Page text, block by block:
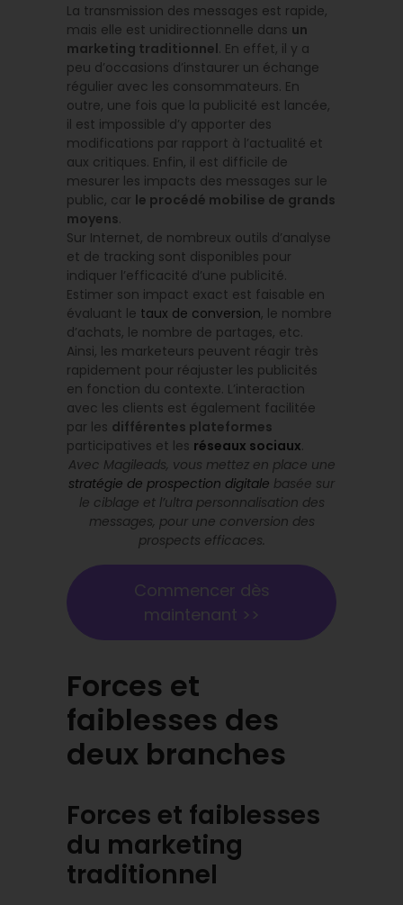
La transmission des messages est rapide,
mais elle est unidirectionnelle dans un
marketing traditionnel. En effet, il y a
peu d’occasions d’instaurer un échange
régulier avec les consommateurs. En
outre, une fois que la publicité est lancée,
il est impossible d’y apporter des
modifications par rapport à l’actualité et
aux critiques. Enfin, il est difficile de
mesurer les impacts des messages sur le
public, car le procédé mobilise de grands
moyens.
Sur Internet, de nombreux outils d’analyse
et de tracking sont disponibles pour
indiquer l’efficacité d’une publicité.
Estimer son impact exact est faisable en
évaluant le taux de conversion, le nombre
d’achats, le nombre de partages, etc.
Ainsi, les marketeurs peuvent réagir très
rapidement pour réajuster les publicités
en fonction du contexte. L’interaction
avec les clients est également facilitée
par les différentes plateformes
participatives et les réseaux sociaux.
Avec Magileads, vous mettez en place une
stratégie de prospection digitale basée sur
le ciblage et l’ultra personnalisation des
messages, pour une conversion des
prospects efficaces.
Commencer dès
maintenant >>
Forces et
faiblesses des
deux branches
Forces et faiblesses
du marketing
traditionnel